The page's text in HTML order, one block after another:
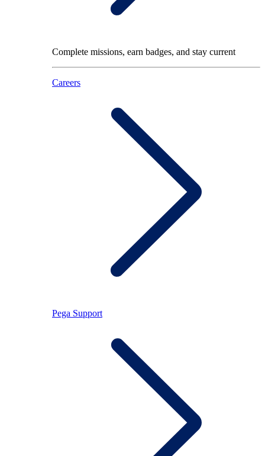
Complete missions, earn badges, and stay current
Careers
Pega Support